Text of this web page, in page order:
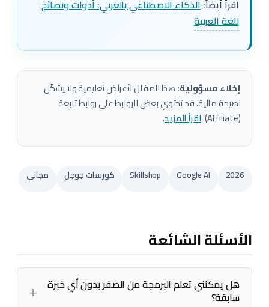
اقرأ أيضاً:الذكاء الاصطناعي بالعربي: أدوات ونصائح
للغة العربية
إخلاء مسؤولية:هذا المقال لأغراض تعليمية ولا يشكّل
نصيحة مالية. قد تحتوي بعض الروابط على روابط تابعة
(Affiliate).
اقرأ المزيد.
2026
Google AI
Skillshop كورسات جوجل مجاني
الأسئلة الشائعة
هل يمكنني تعلم البرمجة من الصفر بدون أي خبرة
سابقة؟